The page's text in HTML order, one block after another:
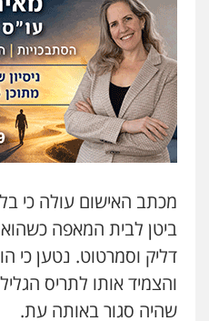
עו"ד דפנה
משפחה גישור
0507206063
עו"ד זוהר
פלילי פשיעה
קטינים
עו"ד אסף דוק
פלילי עבירות
חמורה
0526885006
ביטן לבית המאפה כשהוא
דליק וסמרטוט. נטען כי
והצמיד אותו לתריס
שהיה סגור באותה עת.